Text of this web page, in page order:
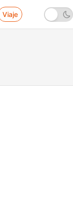
Viaje